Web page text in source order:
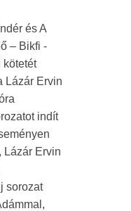
és A
– Bikfi -
kötetét
Lázár Ervin
indít
Lázár Ervin
sorozat